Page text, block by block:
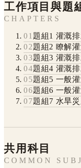
工作項目與題
CHAPTERS
01 題組1 灌溉
02題組2 瞭解
03題組3 灌溉
04題組4 灌溉
05題組5 一般
06題組6 一般
07題組7 水旱
共用科目
COMMON